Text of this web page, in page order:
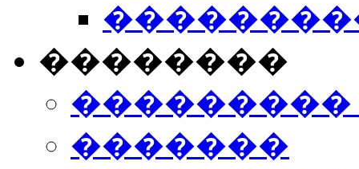
��������
���������
�������